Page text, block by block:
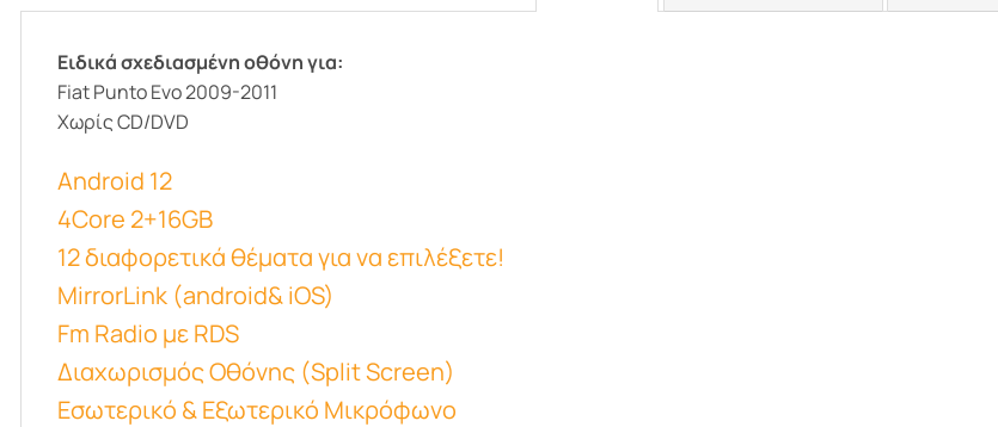
Ειδικά σχεδιασμένη οθόνη για:
Fiat Punto Evo 2009-2011
Χωρίς CD/DVD
Android 12
4Core 2+16GB
12 διαφορετικά θέματα για να επιλέξετε!
MirrorLink (android& iOS)
Fm Radio με RDS
Διαχωρισμός Οθόνης (Split Screen)
Εσωτερικό & Εξωτερικό Μικρόφωνο